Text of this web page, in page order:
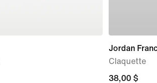
Jordan
Claquette
38,00 $
38,00 $